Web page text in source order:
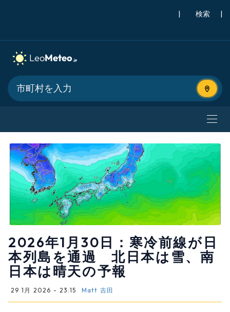
| |
現在地
2026年1月30日：寒冷前線が日
本列島を通過 北日本は雪、南
日本は晴天の予報
29 1月 2026 - 23:15 Matt 吉田